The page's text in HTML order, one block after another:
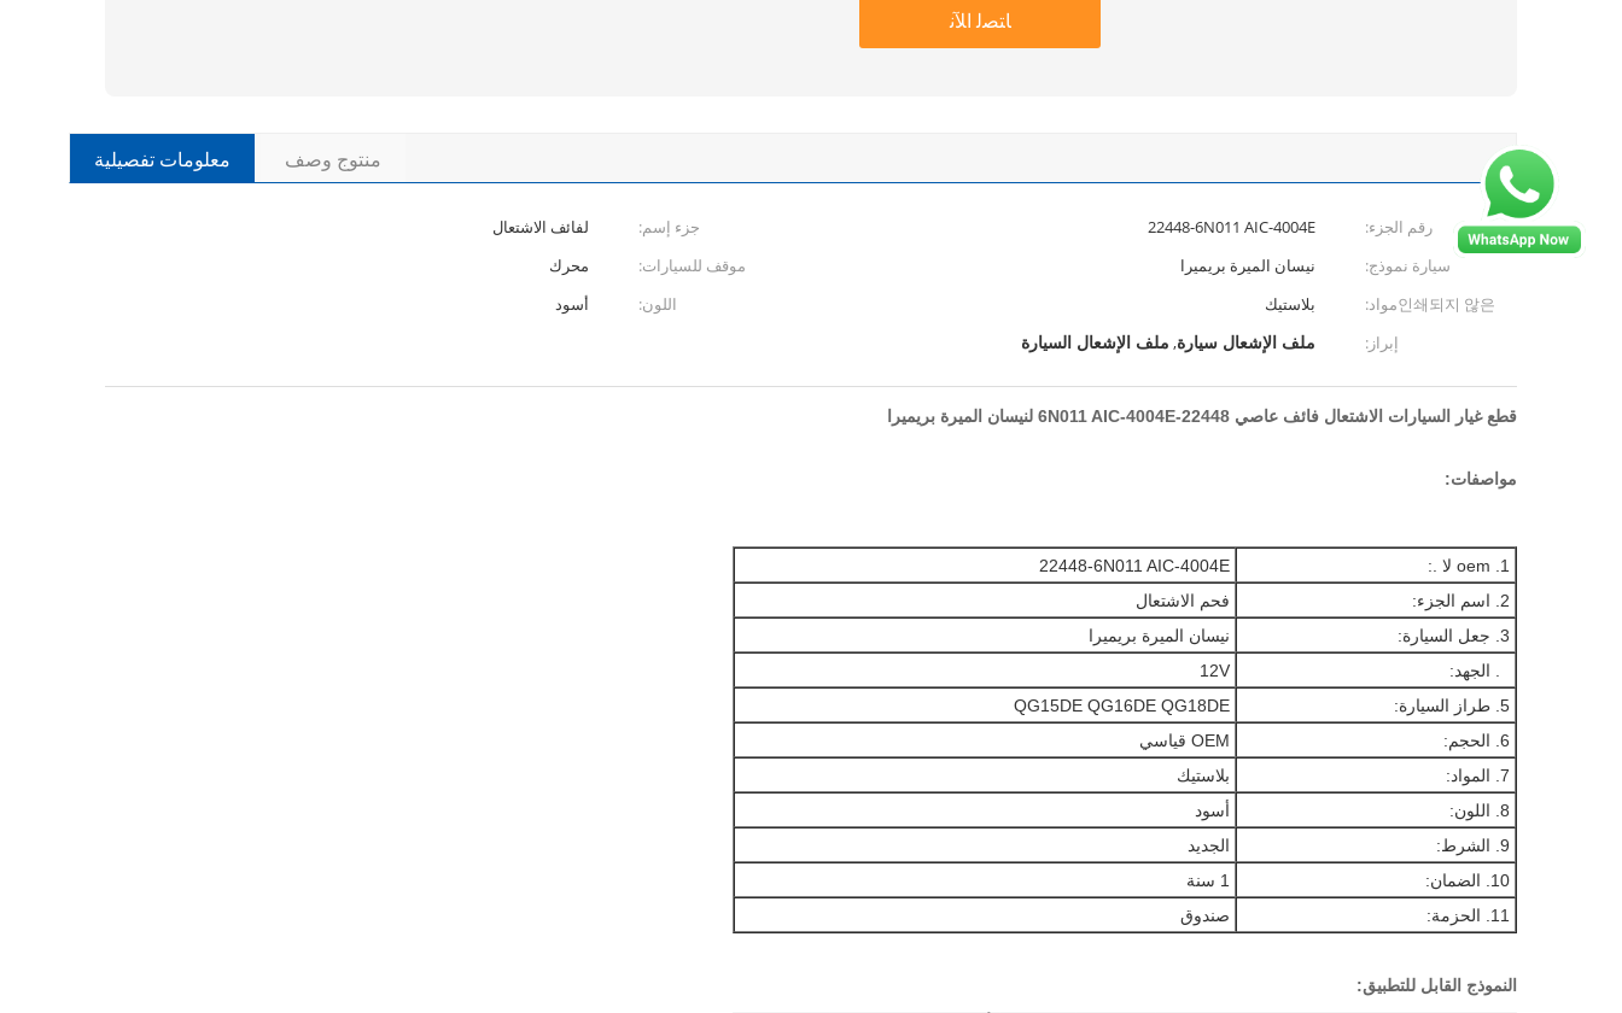
ﺎﺘﺼﻟ ﺍﻶﻧ
معلومات تفصيلية منتوج وصف
رقم الجزء: 22448-6N011 AIC-4004E جزء إسم:
لفائف الاشتعال
سيارة نموذج:
نيسان الميرة بريميرا موقف للسيارات:
محرك
인쇄되지 않은مواد:
بلاستيك اللون:
أسود
إبراز:
ملف الإشعال سيارة, ملف الإشعال السيارة
قطع غيار السيارات الاشتعال فائف عاصي 22448-6N011 AIC-4004E لنيسان الميرة بريميرا
مواصفات:
1. oem لا .:
22448-6N011 AIC-4004E
2. اسم الجزء:
فحم الاشتعال
3. جعل السيارة:
نيسان الميرة بريميرا
الجهد:
12V
5. طراز السيارة:
QG15DE QG16DE QG18DE
6. الحجم:
OEM قياسي
7. المواد:
بلاستيك
8. اللون:
أسود
9. الشرط:
الجديد
10. الضمان:
1 سنة
11. الحزمة:
صندوق
النموذج القابل للتطبيق: